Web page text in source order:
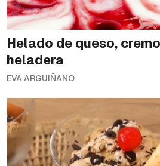
Helado de queso,
heladera
EVA ARGUIÑANO